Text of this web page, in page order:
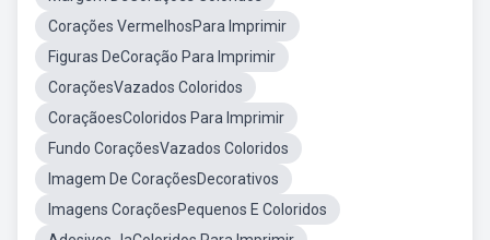
Corações VermelhosPara Imprimir
Figuras DeCoração Para Imprimir
CoraçõesVazados Coloridos
CoraçãoesColoridos Para Imprimir
Fundo CoraçõesVazados Coloridos
Imagem De CoraçõesDecorativos
Imagens CoraçõesPequenos E Coloridos